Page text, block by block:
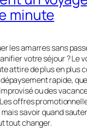
minute
les amarres sans
votre séjour ? Le
attire de plus en plus
rapide,
ou des
offres
savoir quand
tout changer.